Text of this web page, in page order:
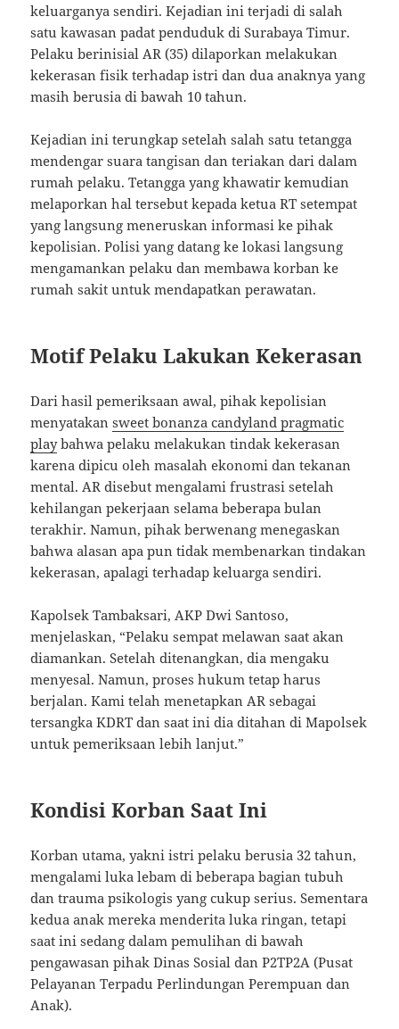
keluarganya sendiri. Kejadian ini terjadi di salah
satu kawasan padat penduduk di Surabaya Timur.
Pelaku berinisial AR (35) dilaporkan melakukan
kekerasan fisik terhadap istri dan dua anaknya yang
masih berusia di bawah 10 tahun.
Kejadian ini terungkap setelah salah satu tetangga
mendengar suara tangisan dan teriakan dari dalam
rumah pelaku. Tetangga yang khawatir kemudian
melaporkan hal tersebut kepada ketua RT setempat
yang langsung meneruskan informasi ke pihak
kepolisian. Polisi yang datang ke lokasi langsung
mengamankan pelaku dan membawa korban ke
rumah sakit untuk mendapatkan perawatan.
Motif Pelaku Lakukan Kekerasan
Dari hasil pemeriksaan awal, pihak kepolisian
menyatakansweet bonanza candyland pragmatic
playbahwa pelaku melakukan tindak kekerasan
karena dipicu oleh masalah ekonomi dan tekanan
mental. AR disebut mengalami frustrasi setelah
kehilangan pekerjaan selama beberapa bulan
terakhir. Namun, pihak berwenang menegaskan
bahwa alasan apa pun tidak membenarkan tindakan
kekerasan, apalagi terhadap keluarga sendiri.
Kapolsek Tambaksari, AKP Dwi Santoso,
menjelaskan, “Pelaku sempat melawan saat akan
diamankan. Setelah ditenangkan, dia mengaku
menyesal. Namun, proses hukum tetap harus
berjalan. Kami telah menetapkan AR sebagai
tersangka KDRT dan saat ini dia ditahan di Mapolsek
untuk pemeriksaan lebih lanjut.”
Kondisi Korban Saat Ini
Korban utama, yakni istri pelaku berusia 32 tahun,
mengalami luka lebam di beberapa bagian tubuh
dan trauma psikologis yang cukup serius. Sementara
kedua anak mereka menderita luka ringan, tetapi
saat ini sedang dalam pemulihan di bawah
pengawasan pihak Dinas Sosial dan P2TP2A (Pusat
Pelayanan Terpadu Perlindungan Perempuan dan
Anak).